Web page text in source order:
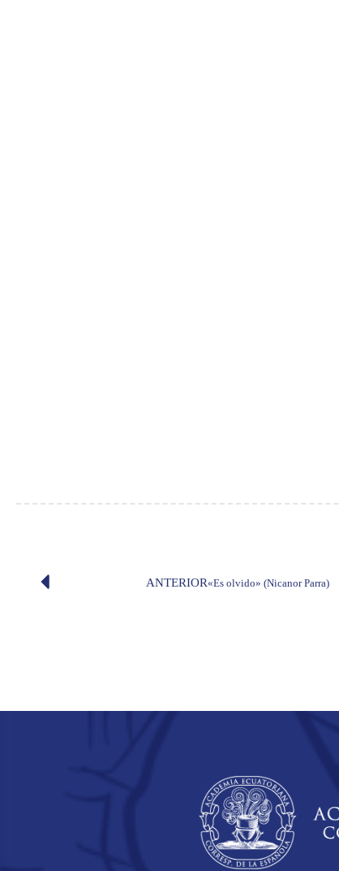
ANTERIOR«Es olvido» (Nicanor Parra)